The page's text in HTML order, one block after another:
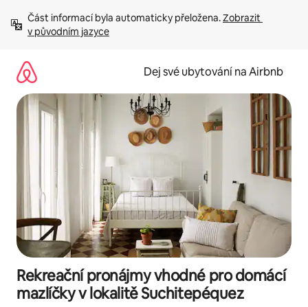
obsah
Část informací byla automaticky přeložena. Zobrazit
v původním jazyce
Dej své ubytování na Airbnb
Rekreační pronájmy vhodné pro domácí
mazlíčky v lokalitě Suchitepéquez